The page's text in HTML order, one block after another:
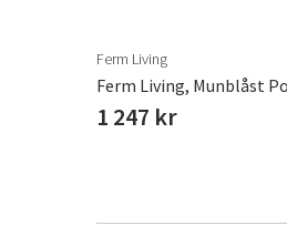
Ferm Living
1 247 kr